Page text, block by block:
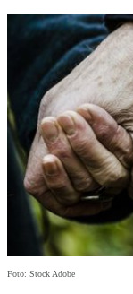
Foto: Stock Adobe